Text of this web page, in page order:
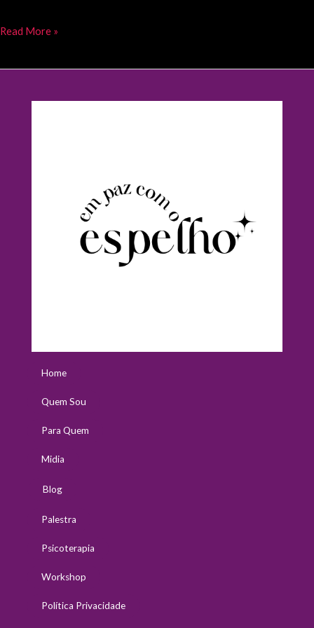
Read More »
Home
Quem Sou
Para Quem
Midia
Blog
Palestra
Psicoterapia
Workshop
Política Privacidade